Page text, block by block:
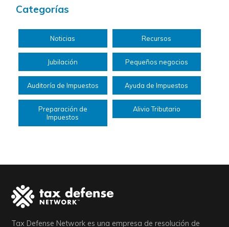
Categorías
Noticias Recursos
Jubilación Pequeños negocios
Auditoría de Impuestos Ayuda de Impuestos
Preparación de
Impuestos
Alivio Tributario
Tax Defense Network es una empresa de resolución de